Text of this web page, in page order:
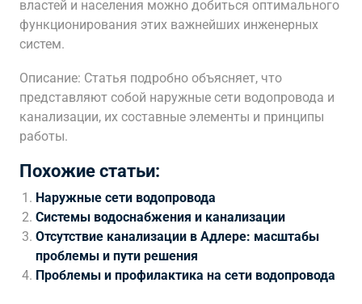
властей и населения можно добиться оптимального
функционирования этих важнейших инженерных
систем.
Описание: Статья подробно объясняет, что
представляют собой наружные сети водопровода и
канализации, их составные элементы и принципы
работы.
Похожие статьи:
Наружные сети водопровода
Системы водоснабжения и канализации
Отсутствие канализации в Адлере: масштабы
проблемы и пути решения
Проблемы и профилактика на сети водопровода